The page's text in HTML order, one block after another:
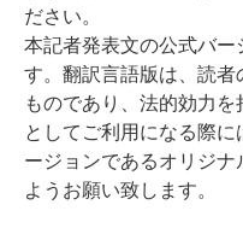
ださい。
本記者発表文の公式バ
す。翻訳言語版は、読
ものであり、法的効力
としてご利用になる際
ージョンであるオリジナ
ようお願い致します。